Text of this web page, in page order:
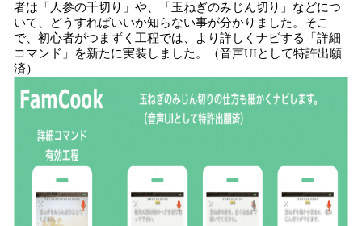
者は「人参の千切り」や、「玉ねぎのみじん切り」などにつ
いて、どうすればいいか知らない事が分かりました。そこ
で、初心者がつまずく工程では、より詳しくナビする「詳細
コマンド」を新たに実装しました。（音声UIとして特許出願
済）